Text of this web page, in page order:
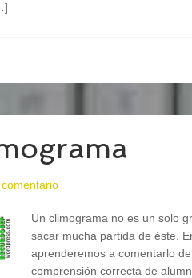
Un climograma no es un solo
sacar mucha partida de éste.
aprenderemos a comentarlo
comprensión correcta de